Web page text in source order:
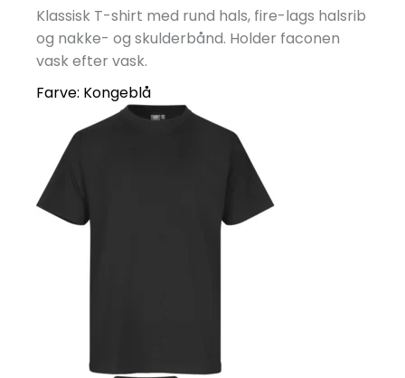
Klassisk T-shirt med rund hals, fire-lags halsrib
og nakke- og skulderbånd. Holder faconen
vask efter vask.
Farve: Kongeblå